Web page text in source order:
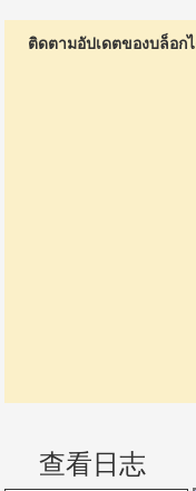
ติดตามอัปเดตของบล็อก
查看日志